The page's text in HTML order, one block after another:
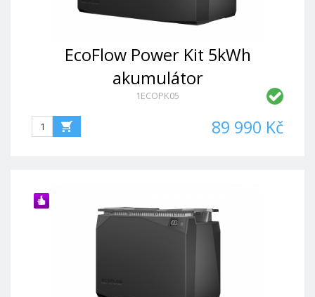
EcoFlow Power Kit 5kWh
akumulátor
1ECOPK05
89 990 Kč